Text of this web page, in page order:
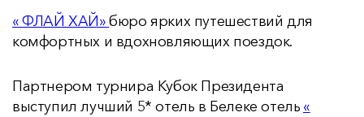
« ФЛАЙ ХАЙ»бюро ярких путешествий для
комфортных и вдохновляющих поездок.
Партнером турнира Кубок Президента
выступил лучший 5* отель в Белеке отель «